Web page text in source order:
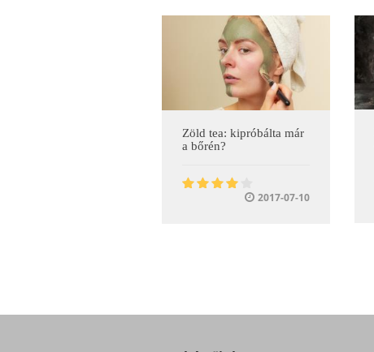
Zöld tea: kipróbálta már
a bőrén?
2017-07-10